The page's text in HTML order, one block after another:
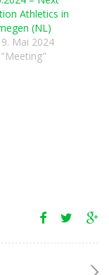
Athletics in
(NL)
Mai 2024